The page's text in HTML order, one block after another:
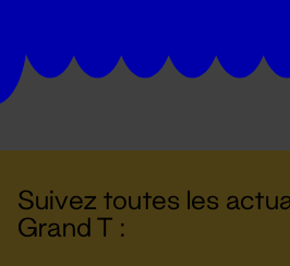
Suivez toutes les
Grand T :